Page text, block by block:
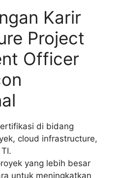
Karir
Project
Officer
di bidang
cloud infrastructure,
yang lebih besar
untuk meningkatkan